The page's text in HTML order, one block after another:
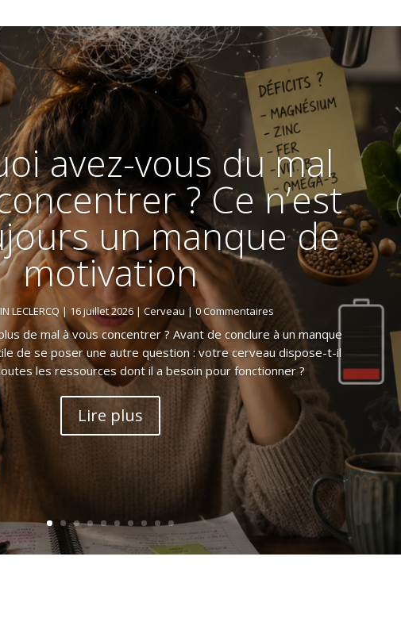
avez-vous du mal
? Ce n’est
un manque de
motivation
LECLERCQ | 16 juillet 2026|Cerveau | 0 Commentaires
de mal à vous concentrer ? Avant de conclure à un manque
de se poser une autre question : votre cerveau dispose-t-il
les ressources dont il a besoin pour fonctionner ?
Lire plus